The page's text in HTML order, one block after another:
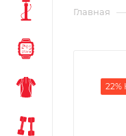
Главная —